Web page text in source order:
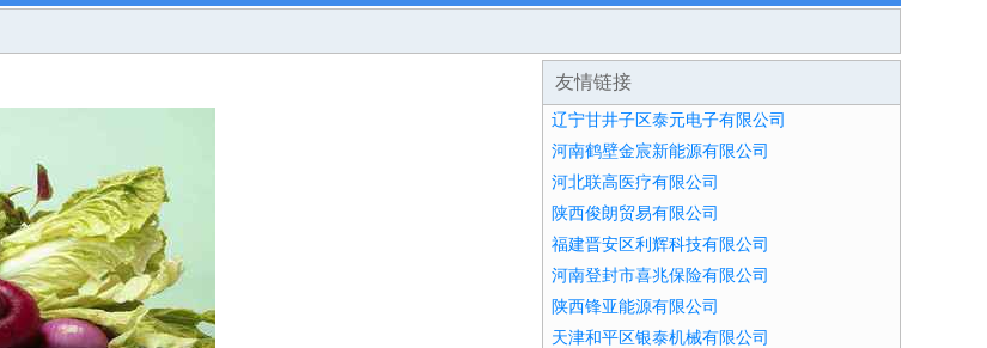
友情链接
辽宁甘井子区泰元电子有限公司
河南鹤壁金宸新能源有限公司
河北联高医疗有限公司
陕西俊朗贸易有限公司
福建晋安区利辉科技有限公司
河南登封市喜兆保险有限公司
陕西锋亚能源有限公司
天津和平区银泰机械有限公司